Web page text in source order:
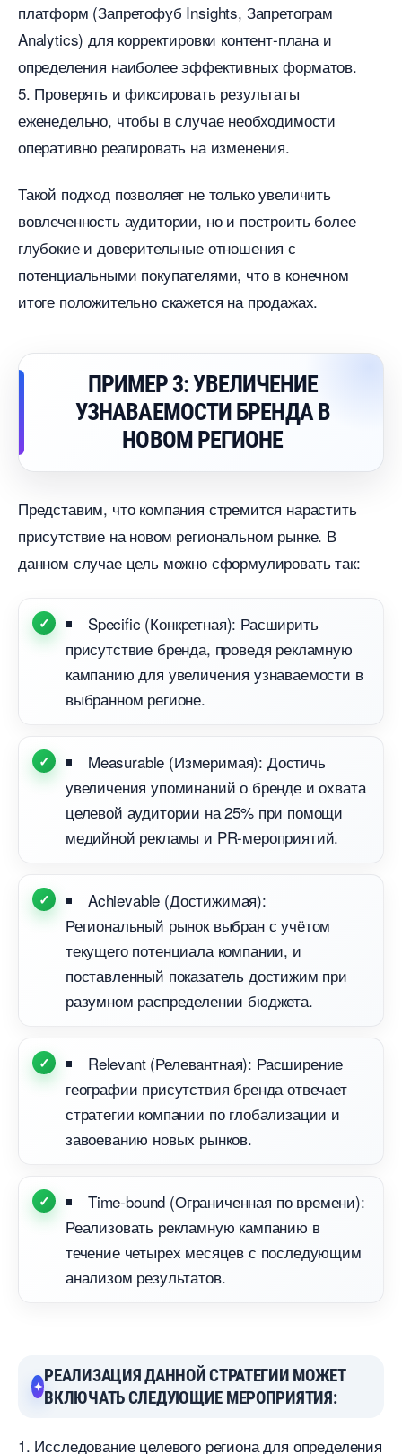
платформ (Запретофуб Insights, Запретограм
Analytics) для корректировки контент-плана и
определения наиболее эффективных форматов.
5. Проверять и фиксировать результаты
еженедельно, чтобы в случае необходимости
оперативно реагировать на изменения.
Такой подход позволяет не только увеличить
овлеченность аудитории, но и построить более
лубокие и доверительные отношения с
потенциальными покупателями, что в конечном
итоге положительно скажется на продажах.
ПРИМЕР 3: УВЕЛИЧЕНИЕ
УЗНАВАЕМОСТИ БРЕНДА
НОВОМ РЕГИОНЕ
Представим, что компания стремится нарастить
присутствие на новом региональном рынке.
данном случае цель можно сформулировать так:
Specific (Конкретная): Расширить
присутствие бренда, проведя рекламную
кампанию для увеличения узнаваемости
ыбранном регионе.
Measurable (Измеримая): Достичь
увеличения упоминаний о бренде и охвата
целевой аудитории на 25% при помощи
медийной рекламы и PR-мероприятий.
Achievable (Достижимая):
Региональный рынок выбран с учётом
текущего потенциала компании, и
поставленный показатель достижим при
разумном распределении бюджета.
Relevant (Релевантная): Расширение
еографии присутствия бренда отвечает
стратегии компании по глобализации и
завоеванию новых рынков.
Time-bound (Ограниченная по времени):
Реализовать рекламную кампанию
течение четырех месяцев с последующим
анализом результатов.
РЕАЛИЗАЦИЯ ДАННОЙ СТРАТЕГИИ МОЖЕТ
КЛЮЧАТЬ СЛЕДУЮЩИЕ МЕРОПРИЯТИЯ:
1. Исследование целевого региона для определения